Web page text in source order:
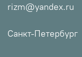
rizm@yandex.ru
Санкт-Петербург